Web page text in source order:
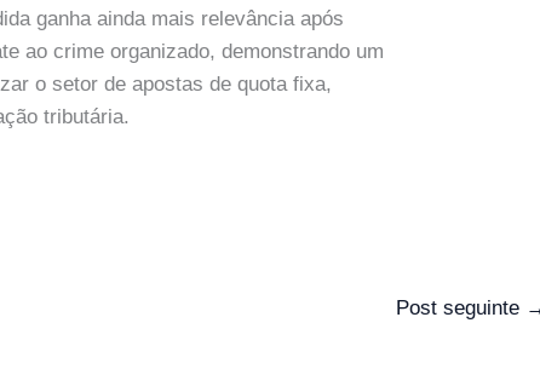
ganha ainda mais relevância após
ao crime organizado, demonstrando um
o setor de apostas de quota fixa,
tributária.
Post seguinte